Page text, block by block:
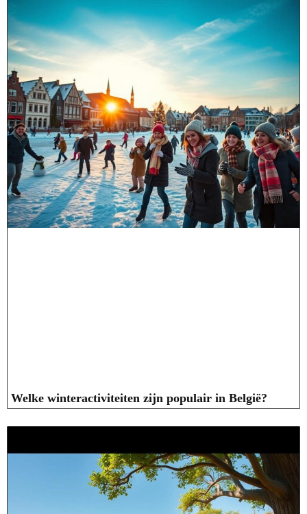
Welke winteractiviteiten zijn populair in België?